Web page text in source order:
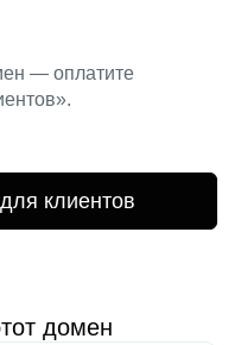
— оплатите
клиентов
домен